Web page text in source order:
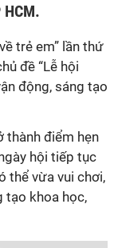
trẻ em” lần thứ
đề “Lễ hội
động, sáng tạo
điểm hẹn
hội tiếp tục
thể vừa vui chơi,
tạo khoa học,